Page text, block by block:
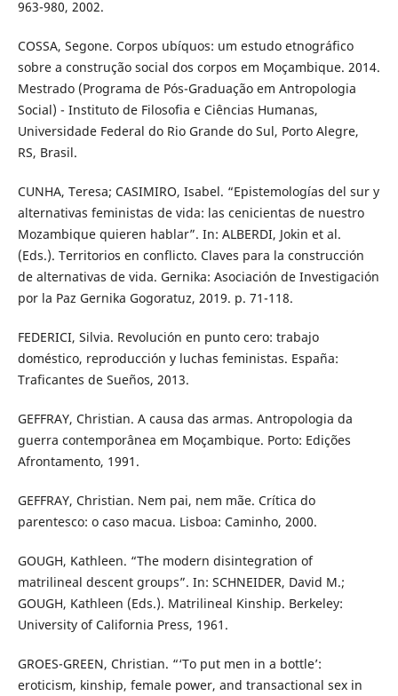
963-980, 2002.
COSSA, Segone. Corpos ubíquos: um estudo etnográfico
sobre a construção social dos corpos em Moçambique. 2014.
Mestrado (Programa de Pós-Graduação em Antropologia
Social) - Instituto de Filosofia e Ciências Humanas,
Universidade Federal do Rio Grande do Sul, Porto Alegre,
RS, Brasil.
CUNHA, Teresa; CASIMIRO, Isabel. “Epistemologías del sur y
alternativas feministas de vida: las cenicientas de nuestro
Mozambique quieren hablar”. In: ALBERDI, Jokin et al.
(Eds.). Territorios en conflicto. Claves para la construcción
de alternativas de vida. Gernika: Asociación de Investigación
por la Paz Gernika Gogoratuz, 2019. p. 71-118.
FEDERICI, Silvia. Revolución en punto cero: trabajo
doméstico, reproducción y luchas feministas. España:
Traficantes de Sueños, 2013.
GEFFRAY, Christian. A causa das armas. Antropologia da
guerra contemporânea em Moçambique. Porto: Edições
Afrontamento, 1991.
GEFFRAY, Christian. Nem pai, nem mãe. Crítica do
parentesco: o caso macua. Lisboa: Caminho, 2000.
GOUGH, Kathleen. “The modern disintegration of
matrilineal descent groups”. In: SCHNEIDER, David M.;
GOUGH, Kathleen (Eds.). Matrilineal Kinship. Berkeley:
University of California Press, 1961.
GROES-GREEN, Christian. “‘To put men in a bottle’:
eroticism, kinship, female power, and transactional sex in